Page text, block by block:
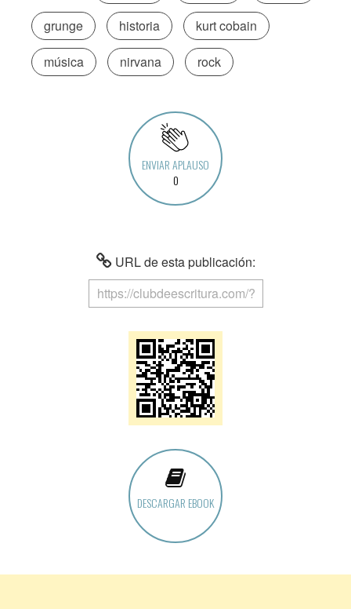
grunge
historia
kurt cobain
música
nirvana rock
ENVIAR APLAUSO
0
URL de esta publicación:
DESCARGAR EBOOK